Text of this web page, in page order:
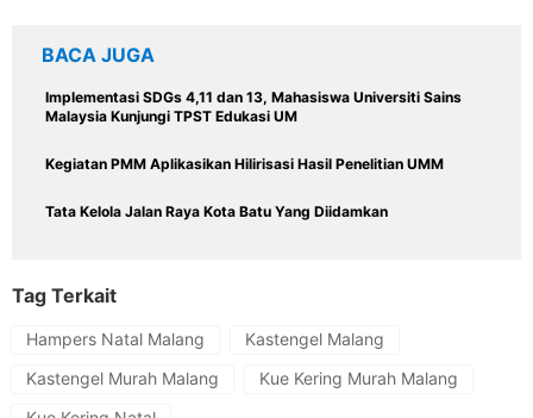
BACA JUGA
Implementasi SDGs 4,11 dan 13, Mahasiswa Universiti Sains
Malaysia Kunjungi TPST Edukasi UM
Kegiatan PMM Aplikasikan Hilirisasi Hasil Penelitian UMM
Tata Kelola Jalan Raya Kota Batu Yang Diidamkan
Tag Terkait
Hampers Natal Malang
Kastengel Malang
Kastengel Murah Malang
Kue Kering Murah Malang